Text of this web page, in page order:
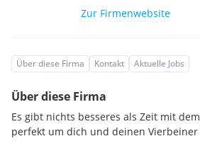
Zur Firmenwebsite
Über diese Firma Kontakt Aktuelle Jobs
Über diese Firma
Es gibt nichts besseres als Zeit mit
perfekt um dich und deinen